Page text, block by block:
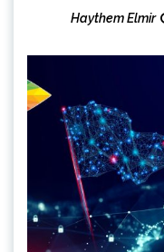
Haythem Elmir